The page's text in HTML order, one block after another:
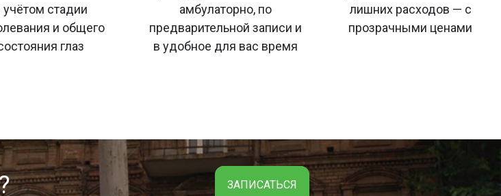
учётом стадии
и общего
глаз
амбулаторно, по
предварительной записи и
в удобное для вас время
лишних расходов — с
прозрачными ценами
ЗАПИСАТЬСЯ